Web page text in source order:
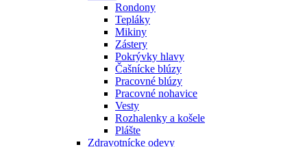
Rondony
Tepláky
Mikiny
Zástery
Pokrývky hlavy
Čašnícke blúzy
Pracovné blúzy
Pracovné nohavice
Vesty
Rozhalenky a košele
Plášte
Zdravotnícke odevy